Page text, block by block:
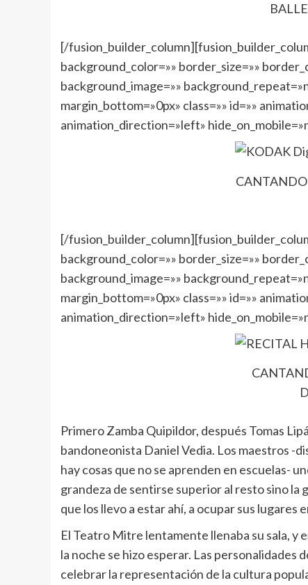
[/
background_color=»» border_size=»»
background_image=»»
margin_bottom=»0px» class=»» id=»»
animation_direction=»left»
[/
background_color=»» border_size=»»
background_image=»»
margin_bottom=»0px» class=»» id=»»
animation_direction=»left»
Primero Zamba Quipildor, después Tomas
bandoneonista Daniel Vedia. Los maestros -
hay cosas que no se aprenden en escuelas-
grandeza de sentirse superior al resto sino la
que los llevo a estar ahí, a ocupar sus lugares
El Teatro Mitre lentamente llenaba su sala, y
la noche se hizo esperar. Las personalidades
celebrar la representación de la cultura